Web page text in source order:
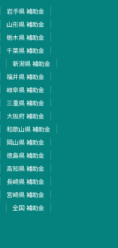
岩手県 補助金
山形県 補助金
栃木県 補助金
千葉県 補助金
新潟県 補助金
福井県 補助金
岐阜県 補助金
三重県 補助金
大阪府 補助金
和歌山県 補助金
岡山県 補助金
徳島県 補助金
高知県 補助金
長崎県 補助金
宮崎県 補助金
全国 補助金